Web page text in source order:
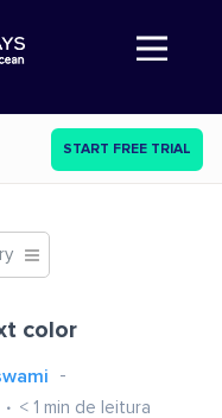
Abre a navegação
START FREE TRIAL
color
< 1 min de leitura